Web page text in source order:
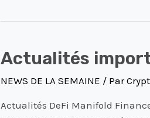
Actualités
NEWS DE LA SEMAINE / Par
Actualités DeFi Manifold
Actualités
DeFi
du